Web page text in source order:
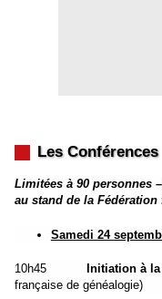
Les Conférences
Limitées à 90 personnes
au stand de la
Samedi 24
10h45 Initiation à
française de généalogie)